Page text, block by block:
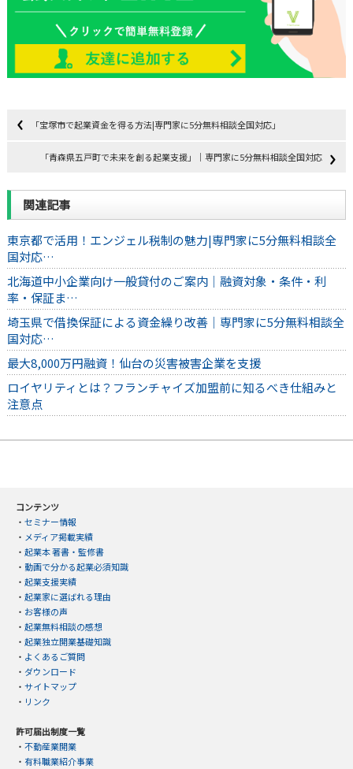
「宝塚市で起業資金を得る方法|専門家に5分無料相談全国対応」
「青森県五戸町で未来を創る起業支援」｜専門家に5分無料相談全国対応
関連記事
東京都で活用！エンジェル税制の魅力|専門家に5分無料相談全
国対応…
北海道中小企業向け一般貸付のご案内｜融資対象・条件・利
率・保証ま…
埼玉県で借換保証による資金繰り改善｜専門家に5分無料相談全
国対応…
最大8,000万円融資！仙台の災害被害企業を支援
ロイヤリティとは？フランチャイズ加盟前に知るべき仕組みと
注意点
コンテンツ
・ セミナー情報
・ メディア掲載実績
・ 起業本 著書・監修書
・ 動画で分かる起業必須知識
・ 起業支援実績
・ 起業家に選ばれる理由
・ お客様の声
・ 起業無料相談の感想
・ 起業独立開業基礎知識
・ よくあるご質問
・ ダウンロード
・ サイトマップ
・ リンク
許可届出制度一覧
・ 不動産業開業
・ 有料職業紹介事業